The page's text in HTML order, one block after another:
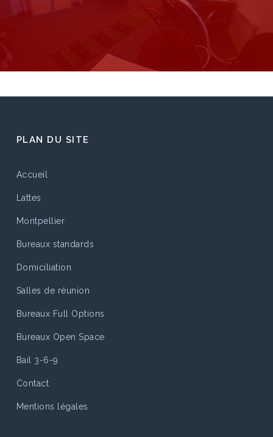
PLAN DU SITE
Accueil
Lattes
Montpellier
Bureaux standards
Domiciliation
Salles de réunion
Bureaux Full Options
Bureaux Open Space
Bail 3-6-9
Contact
Mentions légales